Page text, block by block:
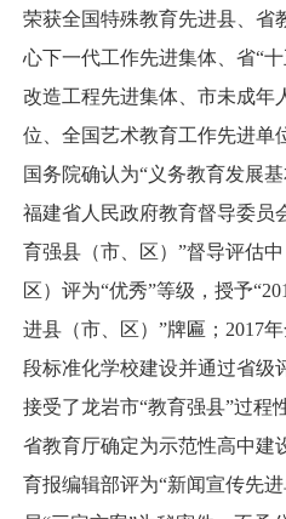
荣获全国特殊教育先进县、省
心下一代工作先进集体、省“
改造工程先进集体、市未成年
位、全国艺术教育工作先进单
国务院确认为“义务教育发展
福建省人民政府教育督导委员
育强县（市、区）”督导评估中
区）评为“优秀”等级，授予
进县（市、区）”牌匾；2017
段标准化学校建设并通过省级
接受了龙岩市“教育强县”过程
省教育厅确定为示范性高中建
育报编辑部评为“新闻宣传先